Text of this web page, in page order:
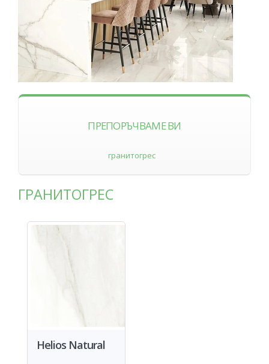
ПРЕПОРЪЧВАМЕ ВИ
гранитогрес
ГРАНИТОГРЕС
Helios Natural